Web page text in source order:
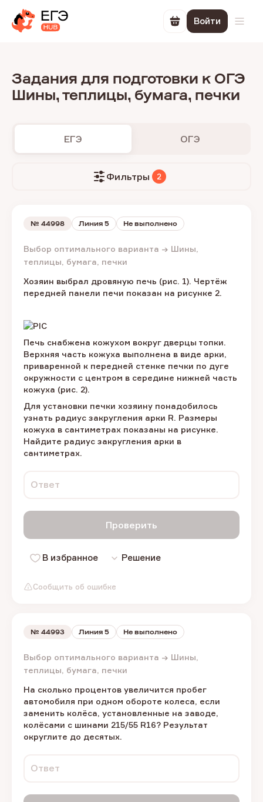
Перейти в
Войти
Задания для подготовки к ОГЭ
Шины, теплицы, бумага, печки
ЕГЭ ОГЭ
Фильтры 2
№ 44998 Линия 5 Не выполнено
Сообщить об ошибке
Выбор оптимального варианта → Шины,
теплицы, бумага, печки
Хозяин выбрал дровяную печь (рис. 1). Чертёж
передней панели печи показан на рисунке 2.
Печь снабжена кожухом вокруг дверцы топки.
Верхняя часть кожуха выполнена в виде арки,
приваренной к передней стенке печки по дуге
окружности с центром в середине нижней часть
кожуха (рис. 2).
Для установки печки хозяину понадобилось
узнать радиус закругления арки R. Размеры
кожуха в сантиметрах показаны на рисунке.
Найдите радиус закругления арки в
сантиметрах.
Ответ
Проверить
В избранное Решение
№ 44993 Линия 5 Не выполнено
Выбор оптимального варианта → Шины,
теплицы, бумага, печки
На сколько процентов увеличится пробег
автомобиля при одном обороте колеса, если
заменить колёса, установленные на заводе,
колёсами с шинами 215/55 R16? Результат
округлите до десятых.
Ответ